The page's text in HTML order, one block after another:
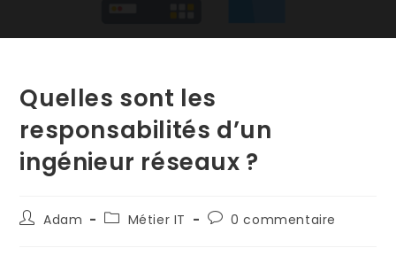
Quelles sont les
responsabilités d’un
ingénieur réseaux ?
Auteur/autrice
Adam
PostMétier IT
Commentaires
0 commentaire